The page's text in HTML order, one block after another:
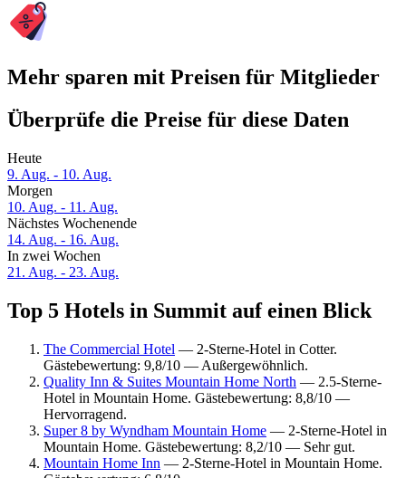
Mehr sparen mit Preisen für Mitglieder
Überprüfe die Preise für diese Daten
Heute
9. Aug. - 10. Aug.
Morgen
10. Aug. - 11. Aug.
Nächstes Wochenende
14. Aug. - 16. Aug.
In zwei Wochen
21. Aug. - 23. Aug.
Top 5 Hotels in Summit auf einen Blick
The Commercial Hotel — 2-Sterne-Hotel in Cotter.
Gästebewertung: 9,8/10 — Außergewöhnlich.
Quality Inn & Suites Mountain Home North — 2.5-Sterne-
Hotel in Mountain Home. Gästebewertung: 8,8/10 —
Hervorragend.
Super 8 by Wyndham Mountain Home — 2-Sterne-Hotel in
Mountain Home. Gästebewertung: 8,2/10 — Sehr gut.
Mountain Home Inn — 2-Sterne-Hotel in Mountain Home.